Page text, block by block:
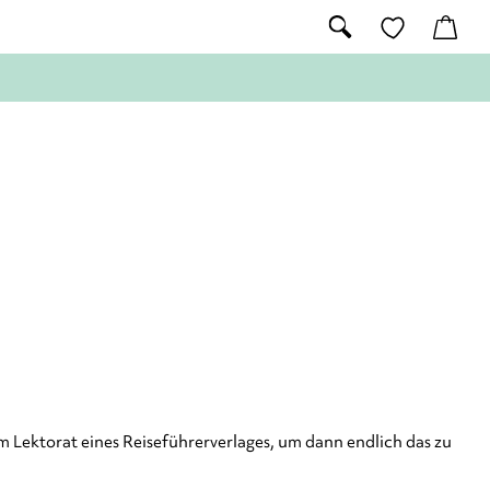
eines Reiseführerverlages, um dann endlich das zu